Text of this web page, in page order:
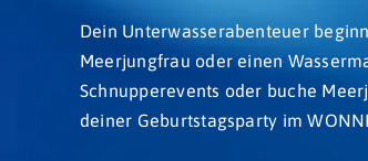
Dein Unterwasserabenteuer
Meerjungfrau oder einen
Schnupperevents oder buche
deiner Geburtstagsparty im